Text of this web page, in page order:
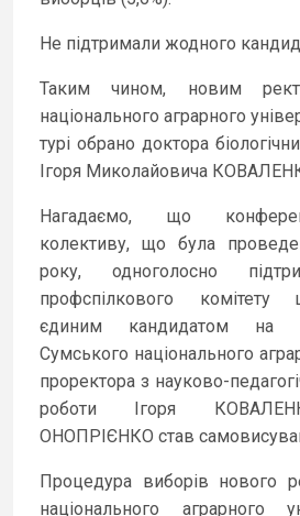
Не підтримали жодного
Таким чином, новим
національного аграрного
турі обрано доктора
Ігоря Миколайовича
Нагадаємо, що
колективу, що була
року, одноголосно
профспілкового
єдиним кандидатом на
Сумського національного
проректора з науково-
роботи Ігоря
ОНОПРІЄНКО став
Процедура виборів нового
національного аграрного